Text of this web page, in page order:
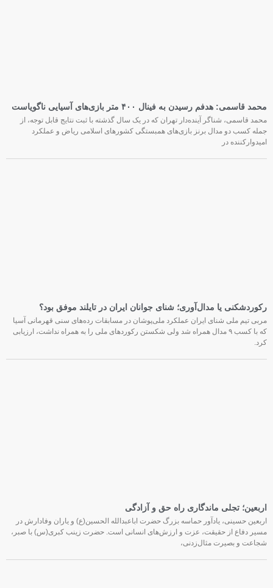
محمد قاسمی: هدفم رسیدن به فینال ۴۰۰ متر بازی‌های آسیایی ناگویاست
محمد قاسمی، شناگر آینده‌دار تهران که در یک سال گذشته با ثبت نتایج قابل توجه، از
جمله کسب دو مدال برنز بازی‌های همبستگی کشورهای اسلامی ریاض و عملکرد
امیدوارکننده در
رکوردشکنی یا مدال‌آوری؛ شنای جوانان ایران در تایلند موفق بود؟
مربی تیم ملی شنای ایران عملکرد ملی‌پوشان در مسابقات رده‌های سنی قهرمانی آسیا
که با کسب ۹ مدال همراه شد ولی شکستن رکوردهای ملی را به همراه نداشت، ارزیابی
کرد.
اربعین؛ تجلی ماندگاری راه حق و آزادگی
اربعین حسینی، یادآور حماسه بزرگ حضرت اباعبدالله الحسین(ع) و یاران وفادارش در
مسیر دفاع از حقیقت، عزت و ارزش‌های انسانی است. حضرت زینب کبری(س) با صبر،
شجاعت و بصیرت مثال‌زدنی،